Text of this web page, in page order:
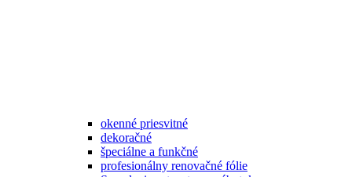
okenné priesvitné
dekoračné
špeciálne a funkčné
profesionálny renovačné fólie